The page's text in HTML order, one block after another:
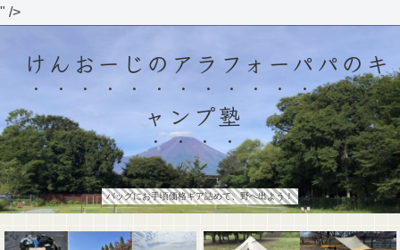
" />
けんおーじのアラフォーパパのキ
ャンプ塾
バッグにお手頃価格ギア詰めて、野へ出よう！